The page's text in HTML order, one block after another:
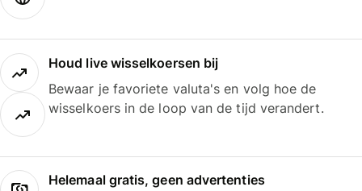
Houd live wisselkoersen bij
Bewaar je favoriete valuta's en volg hoe de
wisselkoers in de loop van de tijd verandert.
Helemaal gratis, geen advertenties